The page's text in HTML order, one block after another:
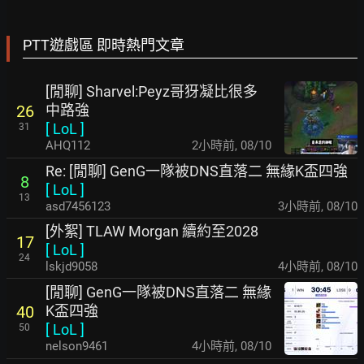
PTT遊戲區 即時熱門文章
26
31
[閒聊] Sharvel:Peyz哥犽凝比很多
中路強
[ LoL ]
AHQ112 2小時前, 08/10
8
13
Re: [閒聊] GenG一隊被DNS直落二 無緣K盃四強
[ LoL ]
asd7456123 3小時前, 08/10
17
24
[外絮] TLAW Morgan 續約至2028
[ LoL ]
lskjd9058 4小時前, 08/10
40
50
[閒聊] GenG一隊被DNS直落二 無緣
K盃四強
[ LoL ]
nelson9461 4小時前, 08/10